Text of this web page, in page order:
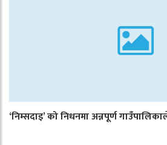
‘निम्सदाइ’ को निधनमा अन्नपूर्ण